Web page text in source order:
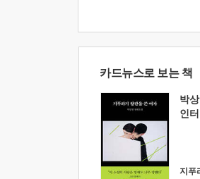
카드뉴스로 보는 책
박
인
지푸